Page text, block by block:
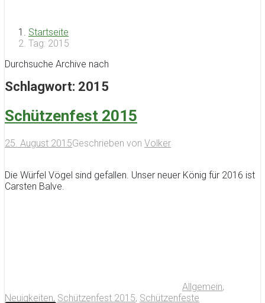
Startseite
Tag: 2015
Durchsuche Archive nach
Schlagwort: 2015
Schützenfest 2015
25. August 2015Geschrieben von Volker
Die Würfel Vögel sind gefallen. Unser neuer König für 2016 ist
Carsten Balve.
Allgemein,
Neuigkeiten, Schützenfest 2015, Schützenfeste